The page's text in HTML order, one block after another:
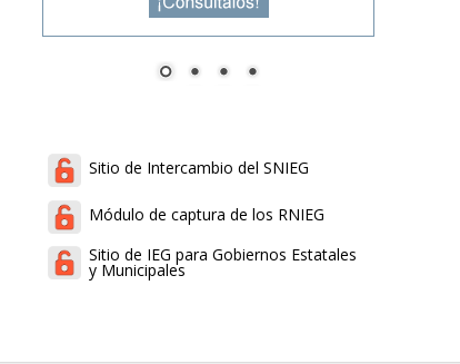
Sitio de Intercambio del SNIEG
Módulo de captura de los RNIEG
Sitio de IEG para Gobiernos Estatales
y Municipales